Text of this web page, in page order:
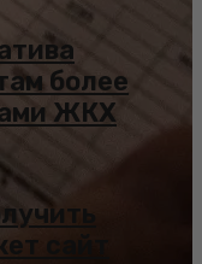
более
ЖКХ
сайт